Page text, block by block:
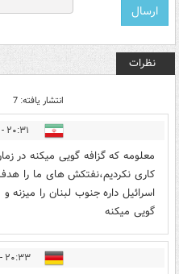
نظرات
انتشار یافته: 7
۲۰:۳۱ - ۱۴۰۵/۰۳/۲۰
معلومه که گزافه گویی میکنه در
کاری نکردیم،نفتکش های ما را
اسرائیل داره جنوب لبنان را میزنه
گویی میکنه
۲۰:۳۳ - ۱۴۰۵/۰۳/۲۰